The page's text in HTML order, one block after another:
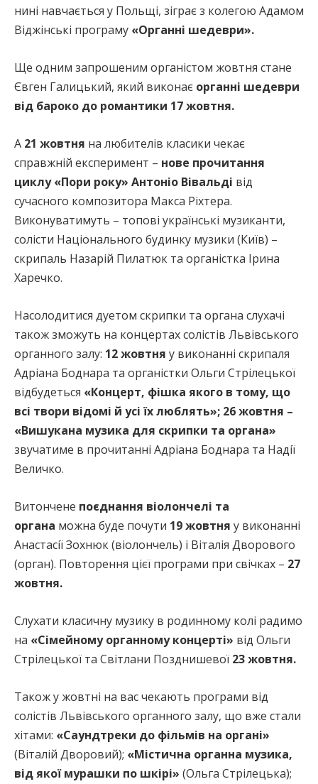
нині навчається у Польщі, зіграє з колегою Адамом
Віджінські програму «Органні шедеври».
Ще одним запрошеним органістом жовтня стане
Євген Галицький, який виконає органні шедеври
від бароко до романтики 17 жовтня.
А 21 жовтня на любителів класики чекає
справжній експеримент – нове прочитання
циклу «Пори року» Антоніо Вівальді від
сучасного композитора Макса Ріхтера.
Виконуватимуть – топові українські музиканти,
солісти Національного будинку музики (Київ) –
скрипаль Назарій Пилатюк та органістка Ірина
Харечко.
Насолодитися дуетом скрипки та органа слухачі
також зможуть на концертах солістів Львівського
органного залу: 12 жовтня у виконанні скрипаля
Адріана Боднара та органістки Ольги Стрілецької
відбудеться «Концерт, фішка якого в тому, що
всі твори відомі й усі їх люблять»; 26 жовтня –
«Вишукана музика для скрипки та органа»
звучатиме в прочитанні Адріана Боднара та Надії
Величко.
Витончене поєднання віолончелі та
органа можна буде почути 19 жовтня у виконанні
Анастасії Зохнюк (віолончель) і Віталія Дворового
(орган). Повторення цієї програми при свічках – 27
жовтня.
Слухати класичну музику в родинному колі радимо
на «Сімейному органному концерті» від Ольги
Стрілецької та Світлани Позднишевої 23 жовтня.
Також у жовтні на вас чекають програми від
солістів Львівського органного залу, що вже стали
хітами: «Саундтреки до фільмів на органі»
(Віталій Дворовий); «Містична органна музика,
від якої мурашки по шкірі» (Ольга Стрілецька);